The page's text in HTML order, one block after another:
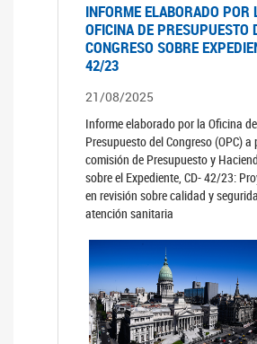
INFORME ELABORADO POR
OFICINA DE PRESUPUESTO
CONGRESO SOBRE
42/23
21/08/2025
Informe elaborado por la Oficina de
Presupuesto del Congreso (OPC) a
comisión de Presupuesto y
sobre el Expediente, CD- 42/23:
en revisión sobre calidad y
atención sanitaria